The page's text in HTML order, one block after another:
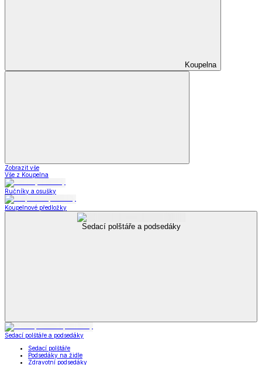
Koupelna
Zobrazit vše
Vše z Koupelna
Ručníky a osušky
Koupelnové předložky
Sedací polštáře a podsedáky
Sedací polštáře a podsedáky
Sedací polštáře
Podsedáky na židle
Zdravotní podsedáky